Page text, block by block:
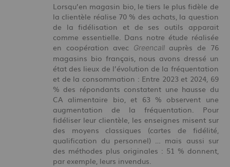
Lorsqu’en magasin bio, le tiers le plus fidèle de
la clientèle réalise 70 % des achats, la question
de la fidélisation et de ses outils apparait
comme essentielle. Dans notre étude réalisée
en coopération avec
Greencallauprès de 76
magasins bio français, nous avons dressé un
état des lieux de l’évolution de la fréquentation
et de la consommation : Entre 2023 et 2024, 69
% des répondants constatent une hausse du
CA alimentaire bio, et 63 % observent une
augmentation de la fréquentation. Pour
fidéliser leur clientèle, les enseignes misent sur
des moyens classiques (cartes de fidélité,
qualification du personnel) … mais aussi sur
des méthodes plus originales : 51 % donnent,
par exemple, leurs invendus.